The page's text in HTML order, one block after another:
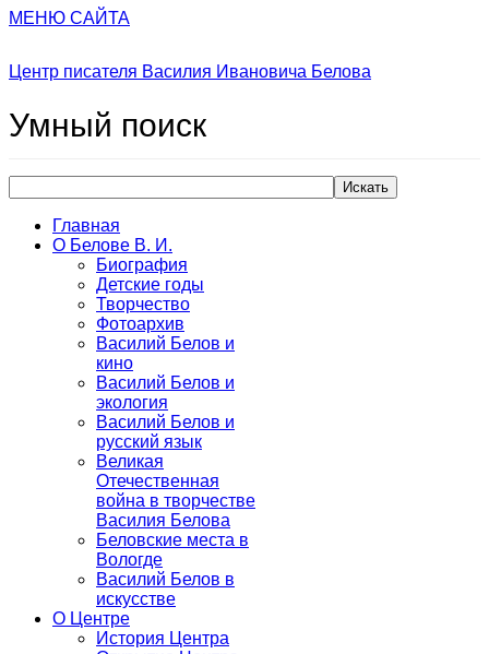
МЕНЮ САЙТА
Центр писателя Василия Ивановича Белова
Умный поиск
Искать
Главная
О Белове В. И.
Биография
Детские годы
Творчество
Фотоархив
Василий Белов и
кино
Василий Белов и
экология
Василий Белов и
русский язык
Великая
Отечественная
война в творчестве
Василия Белова
Беловские места в
Вологде
Василий Белов в
искусстве
О Центре
История Центра